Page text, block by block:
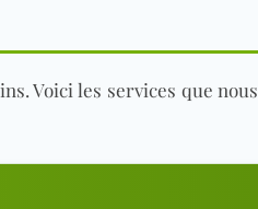
Voici les services que